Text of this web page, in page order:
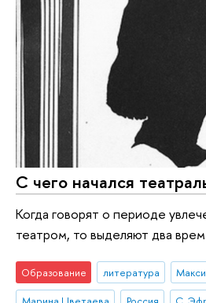
С чего начался
Когда говорят о периоде
театром, то выделяют два
Образование литература